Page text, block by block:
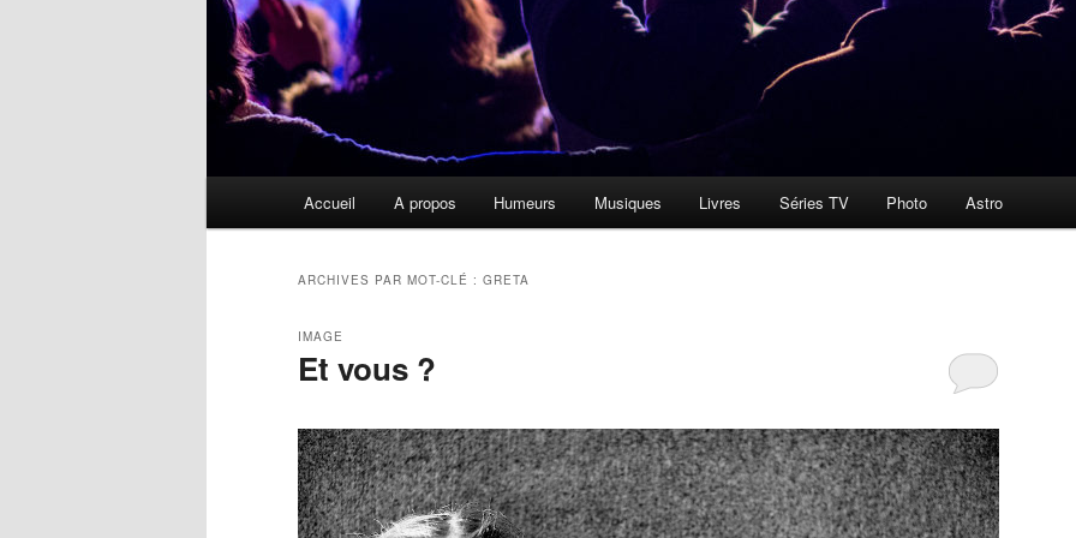
Accueil A propos Humeurs Musiques Livres Séries TV Photo Astro
ARCHIVES PAR MOT-CLÉ : GRETA
Et vous ?
IMAGE